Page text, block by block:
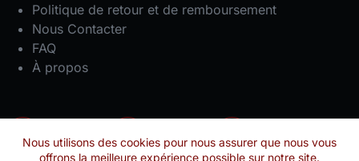
Nous utilisons des cookies pour nous assurer que nous vous
offrons la meilleure expérience possible sur notre site.
Politique de retour et de remboursement
Nous Contacter
FAQ
À propos
Facebook